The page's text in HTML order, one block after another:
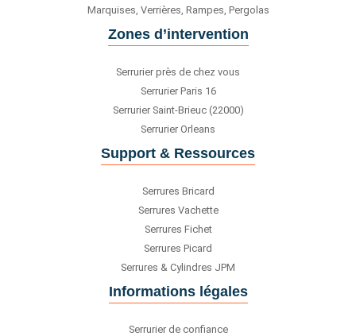
Marquises, Verrières, Rampes, Pergolas
Zones d’intervention
Serrurier près de chez vous
Serrurier Paris 16
Serrurier Saint-Brieuc (22000)
Serrurier Orleans
Support & Ressources
Serrures Bricard
Serrures Vachette
Serrures Fichet
Serrures Picard
Serrures & Cylindres JPM
Informations légales
Serrurier de confiance